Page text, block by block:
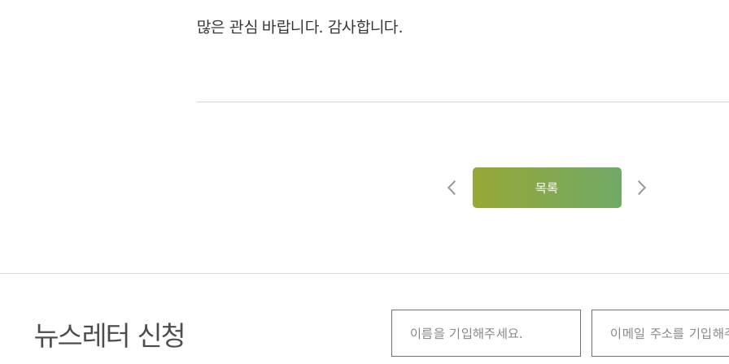
많은 관심 바랍니다. 감사합니다.
목록
뉴스레터 신청